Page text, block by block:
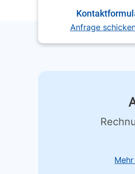
Anfrage